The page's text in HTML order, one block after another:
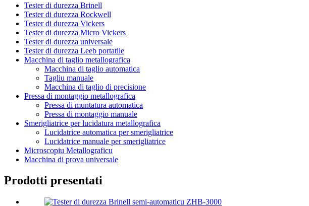
Tester di durezza Brinell
Tester di durezza Rockwell
Tester di durezza Vickers
Tester di durezza Micro Vickers
Tester di durezza universale
Tester di durezza Leeb portatile
Macchina di taglio metallografica
Macchina di taglio automatica
Tagliu manuale
Macchina di taglio di precisione
Pressa di montaggio metallografica
Pressa di muntatura automatica
Pressa di montaggio manuale
Smerigliatrice per lucidatura metallografica
Lucidatrice automatica per smerigliatrice
Lucidatrice manuale per smerigliatrice
Microscopiu Metallograficu
Macchina di prova universale
Prodotti presentati